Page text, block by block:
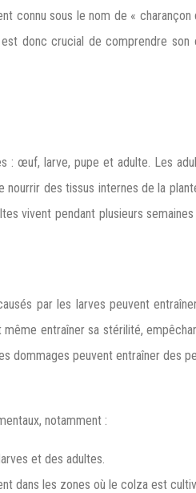
connu sous le nom de «
donc crucial de comprendre
œuf, larve, pupe et adulte. Les
des tissus internes de la
vivent pendant plusieurs
par les larves peuvent
entraîner sa stérilité,
dommages peuvent entraîner des
notamment :
et des adultes.
dans les zones où le colza est